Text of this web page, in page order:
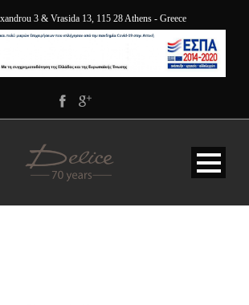
3 & Vrasida 13, 115 28 Athens - Greece